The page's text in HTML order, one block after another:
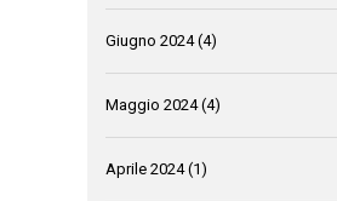
Giugno 2024(4)
Maggio 2024(4)
Aprile 2024(1)